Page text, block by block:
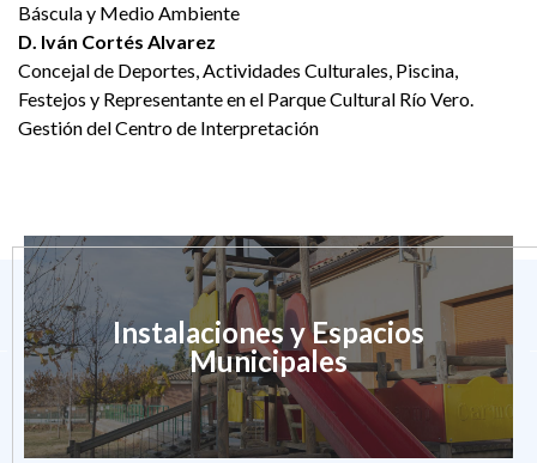
Báscula y Medio Ambiente
D. Iván Cortés Alvarez
Concejal de Deportes, Actividades Culturales, Piscina,
Festejos y Representante en el Parque Cultural Río Vero.
Gestión del Centro de Interpretación
Instalaciones y Espacios
Municipales